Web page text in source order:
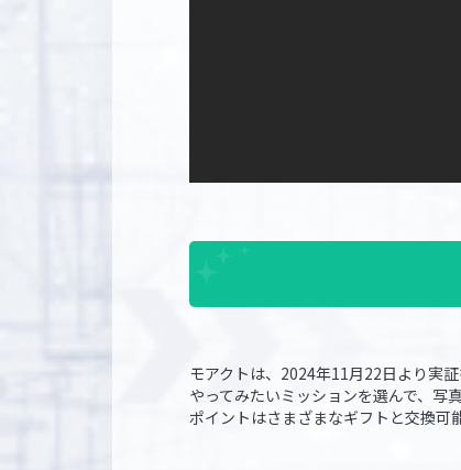
モアクトは、2024年11月22日より実
やってみたいミッションを選んで、写
ポイントはさまざまなギフトと交換可